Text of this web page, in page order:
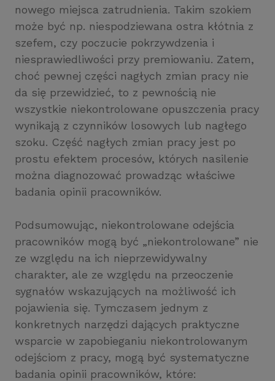
nowego miejsca zatrudnienia. Takim szokiem
może być np. niespodziewana ostra kłótnia z
szefem, czy poczucie pokrzywdzenia i
niesprawiedliwości przy premiowaniu. Zatem,
choć pewnej części nagłych zmian pracy nie
da się przewidzieć, to z pewnością nie
wszystkie niekontrolowane opuszczenia pracy
wynikają z czynników losowych lub nagłego
szoku. Część nagłych zmian pracy jest po
prostu efektem procesów, których nasilenie
można diagnozować prowadząc właściwe
badania opinii pracowników.
Podsumowując, niekontrolowane odejścia
pracowników mogą być „niekontrolowane” nie
ze względu na ich nieprzewidywalny
charakter, ale ze względu na przeoczenie
sygnałów wskazujących na możliwość ich
pojawienia się. Tymczasem jednym z
konkretnych narzędzi dających praktyczne
wsparcie w zapobieganiu niekontrolowanym
odejściom z pracy, mogą być systematyczne
badania opinii pracowników, które: